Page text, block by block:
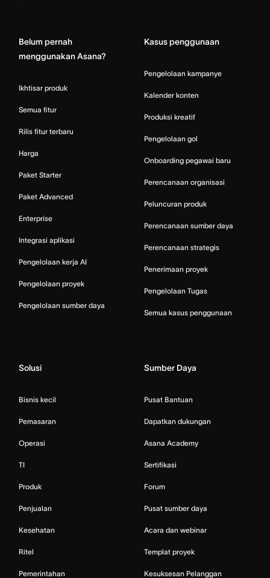
Belum pernah
menggunakan Asana?
Ikhtisar produk
Semua fitur
Rilis fitur terbaru
Harga
Paket Starter
Paket Advanced
Enterprise
Integrasi aplikasi
Pengelolaan kerja AI
Pengelolaan proyek
Pengelolaan sumber daya
Kasus penggunaan
Pengelolaan kampanye
Kalender konten
Produksi kreatif
Pengelolaan gol
Onboarding pegawai baru
Perencanaan organisasi
Peluncuran produk
Perencanaan sumber daya
Perencanaan strategis
Penerimaan proyek
Pengelolaan Tugas
Semua kasus penggunaan
Solusi
Bisnis kecil
Pemasaran
Operasi
TI
Produk
Penjualan
Kesehatan
Ritel
Pemerintahan
Sumber Daya
Pusat Bantuan
Dapatkan dukungan
Asana Academy
Sertifikasi
Forum
Pusat sumber daya
Acara dan webinar
Templat proyek
Kesuksesan Pelanggan